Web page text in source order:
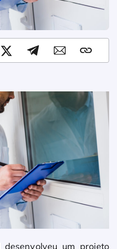
desenvolveu um projeto